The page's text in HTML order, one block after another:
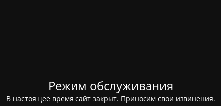
Режим обслуживания
В настоящее время сайт закрыт. Приносим свои извинения.